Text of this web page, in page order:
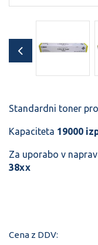
Standardni toner
Kapaciteta 19000
Za uporabo v
38xx
Cena z DDV: